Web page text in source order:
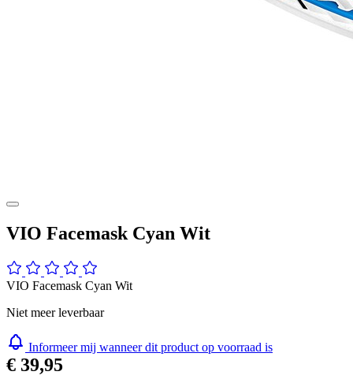
VIO Facemask Cyan Wit
VIO Facemask Cyan Wit
Niet meer leverbaar
Informeer mij wanneer dit product op voorraad is
€ 39,95